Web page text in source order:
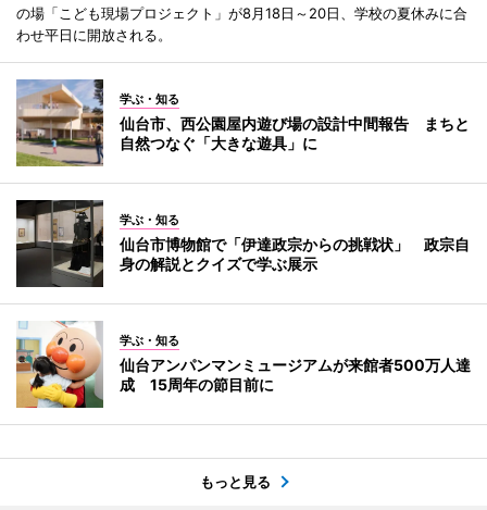
の場「こども現場プロジェクト」が8月18日～20日、学校の夏休みに合
わせ平日に開放される。
学ぶ・知る
仙台市、西公園屋内遊び場の設計中間報告 まちと
自然つなぐ「大きな遊具」に
学ぶ・知る
仙台市博物館で「伊達政宗からの挑戦状」 政宗自
身の解説とクイズで学ぶ展示
学ぶ・知る
仙台アンパンマンミュージアムが来館者500万人達
成 15周年の節目前に
もっと見る